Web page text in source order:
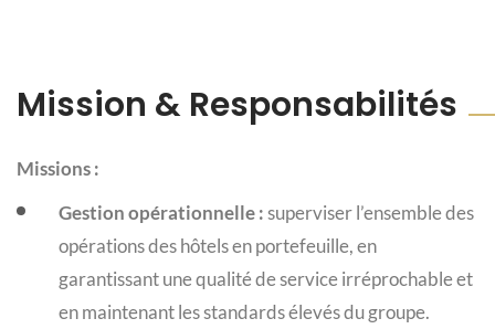
Mission & Responsabilités
Missions :
Gestion opérationnelle :superviser l’ensemble des
opérations des hôtels en portefeuille, en
garantissant une qualité de service irréprochable et
en maintenant les standards élevés du groupe.